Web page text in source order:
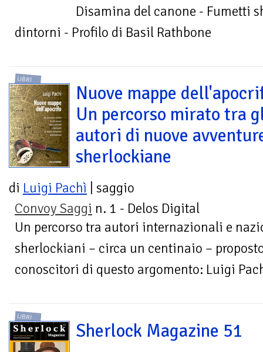
Disamina del canone - Fumetti
dintorni - Profilo di Basil Rathbone
LIBRI
Nuove mappe
Un percorso mirato tra
autori di nuove
sherlockiane
di Luigi Pachì | saggio
Convoy Saggi n. 1 - Delos Digital
Un percorso tra autori internazionali e
sherlockiani – circa un centinaio –
conoscitori di questo argomento: Luigi
LIBRI
Sherlock Magazine 51